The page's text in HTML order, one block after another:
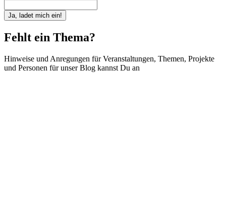
Ja, ladet mich ein!
Fehlt ein Thema?
Hinweise und Anregungen für Veranstaltungen, Themen, Projekte
und Personen für unser Blog kannst Du an